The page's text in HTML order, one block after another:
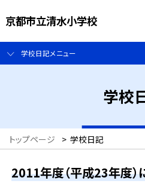
京都市立清水小学校
学校日記メニュー
学校
トップページ > 学校日記
2011年度（平成23年度